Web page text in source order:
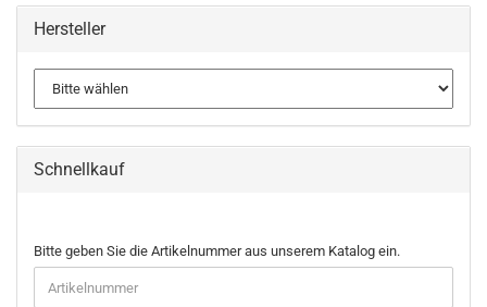
Hersteller
Schnellkauf
BITTE
GEBEN
SIE
Bitte geben Sie die Artikelnummer aus unserem Katalog ein.